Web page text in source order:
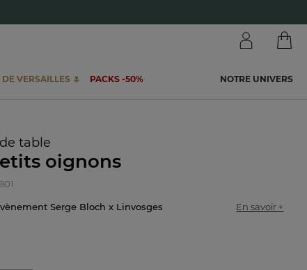
VERSAILLES 🌷 PACKS -50% NOTRE UNIVERS
table
oignons
Serge Bloch x Linvosges En savoir +